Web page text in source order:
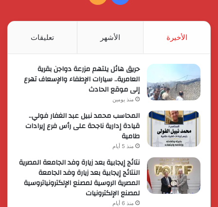
الأخيرة الأشهر تعليقات
حريق هائل يلتهم مزرعة دواجن بقرية
العامرية.. سيارات الإطفاء والإسعاف تهرع
إلى موقع الحادث
منذ يومين
المحاسب محمد نبيل عبد الغفار فولي..
قيادة إدارية ناجحة على رأس فرع إيرادات
طامية
منذ 5 أيام
نتائج إيجابية بعد زيارة وفد الجامعة المصرية
النتائج إيجابية بعد زيارة وفد الجامعة
المصرية الروسية لمصنع الإلكترونياتروسية
لمصنع الإلكترونيات
منذ 6 أيام